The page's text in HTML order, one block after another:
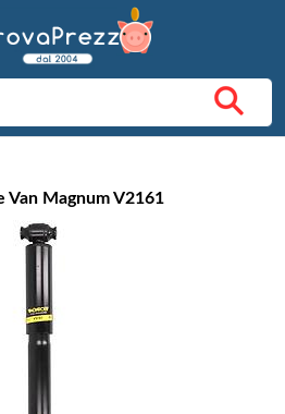
Van Magnum V2161